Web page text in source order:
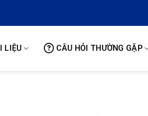
LIỆU CÂU HỎI THƯỜNG GẶP